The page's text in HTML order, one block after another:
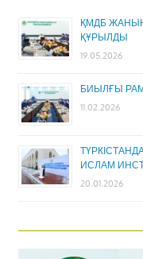
ҚМДБ
ҚҰРЫЛДЫ
19.05.2026
БИЫЛҒЫ
11.02.2026
ИСЛАМ
20.01.2026